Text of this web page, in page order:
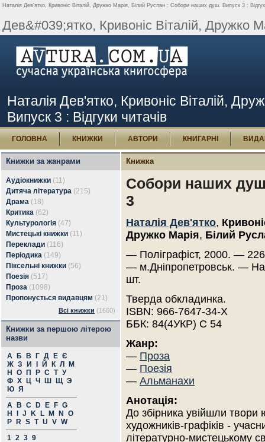
Наталія Дев'ятко, Кривоніс Віталій, Дружко Марія, Білий Руслан : Собори наших душ. Випуск 3 :
Дев&#039;ятко, Кривоніс Віталій, Дружко
Наталія Дев'ятко, Кривоніс Віталій,
Випуск 3 : Відгуки читачів
ГОЛОВНА КНИЖКИ АВТОРИ КНИГАРНІ
Книжки за жанрами
Аудіокнижки (11)
Дитяча література (215)
Драма (18)
Критика (62)
Культурологія (47)
Мистецькі книжки (11)
Переклади (116)
Періодика (149)
Піксельні книжки (56)
Поезія (517)
Проза (1098)
Пропонується видавцям (21)
Всі книжки (1660)
Книжки за першою літерою
назви
А Б В Г Д Е Є
Ж З И Й К Л
М
Н
О П Р С Т У
Ф Х Ц Ч Ш Щ Э
Ю Я
A
B C D E F G
H
J K L M N
O
P
R S T U V W
1 2 3 9
Книжка
Собори наших
3
Наталія Дев'ятко,
Дружко Марія, Білий
— Поліграфіст, 2000. —
— м.Дніпропетровськ. —
шт.
Тверда обкладинка.
ISBN: 966-7647-34-Х
ББК: 84(4УКР) С 54
Жанр:
— Проза
— Поезія
— Альманахи
Анотація:
До збірника увійшли твори
художників-графіків -
літературно-мистецькому